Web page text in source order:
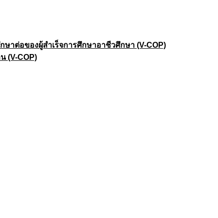
าต่อของผู้สำเร็จการศึกษาอาชีวศึกษา (V-COP)
(V-COP)